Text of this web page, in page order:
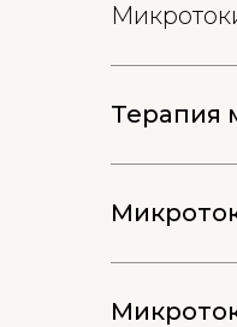
Терапия